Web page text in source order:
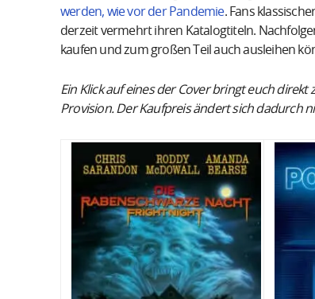
werden, wie vor der Pandemie. Fans
derzeit vermehrt ihren Katalogtiteln.
kaufen und zum großen Teil auch ausleihen
Ein Klick auf eines der Cover bringt euch
Provision. Der Kaufpreis ändert sich dadurch